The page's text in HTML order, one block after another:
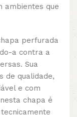
ambientes que
perfurada
a contra a
Sua
de qualidade,
e com
chapa é